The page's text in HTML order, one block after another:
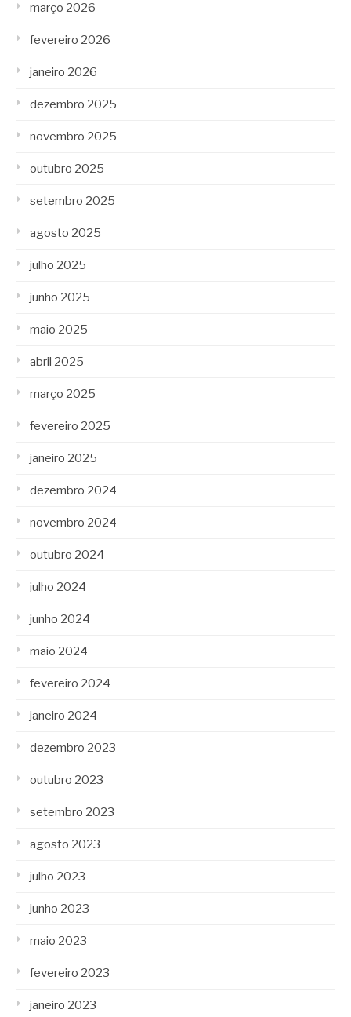
março 2026
fevereiro 2026
janeiro 2026
dezembro 2025
novembro 2025
outubro 2025
setembro 2025
agosto 2025
julho 2025
junho 2025
maio 2025
abril 2025
março 2025
fevereiro 2025
janeiro 2025
dezembro 2024
novembro 2024
outubro 2024
julho 2024
junho 2024
maio 2024
fevereiro 2024
janeiro 2024
dezembro 2023
outubro 2023
setembro 2023
agosto 2023
julho 2023
junho 2023
maio 2023
fevereiro 2023
janeiro 2023